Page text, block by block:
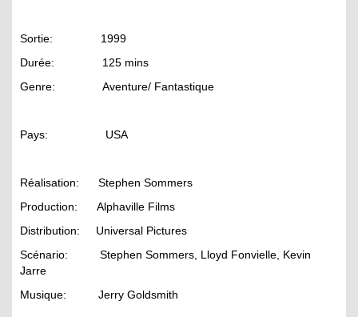
Sortie: 1999
Durée: 125 mins
Genre: Aventure/ Fantastique
Pays: USA
Réalisation: Stephen Sommers
Production: Alphaville Films
Distribution: Universal Pictures
Scénario: Stephen Sommers, Lloyd Fonvielle, Kevin
Jarre
Musique: Jerry Goldsmith